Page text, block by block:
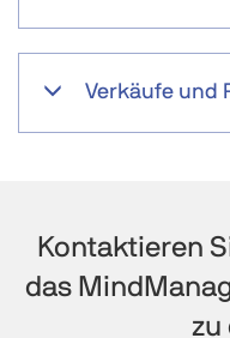
Verkäufe und
Kontaktieren
das
zu